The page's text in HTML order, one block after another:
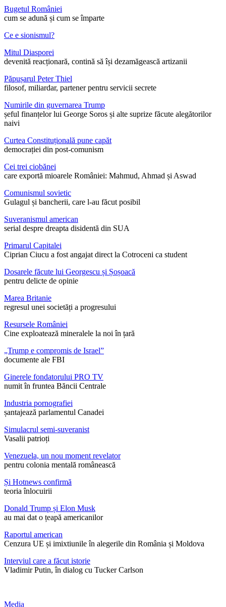
Bugetul României
cum se adună și cum se împarte
Ce e sionismul?
Mitul Diasporei
devenită reacționară, contină să își dezamăgească artizanii
Păpușarul Peter Thiel
filosof, miliardar, partener pentru servicii secrete
Numirile din guvernarea Trump
șeful finanțelor lui George Soros și alte suprize făcute alegătorilor
naivi
Curtea Constituțională pune capăt
democrației din post-comunism
Cei trei ciobănei
care exportă mioarele României: Mahmud, Ahmad și Aswad
Comunismul sovietic
Gulagul și bancherii, care l-au făcut posibil
Suveranismul american
serial despre dreapta disidentă din SUA
Primarul Capitalei
Ciprian Ciucu a fost angajat direct la Cotroceni ca student
Dosarele făcute lui Georgescu și Șoșoacă
pentru delicte de opinie
Marea Britanie
regresul unei societăți a progresului
Resursele României
Cine exploatează mineralele la noi în țară
„Trump e compromis de Israel”
documente ale FBI
Ginerele fondatorului PRO TV
numit în fruntea Băncii Centrale
Industria pornografiei
șantajează parlamentul Canadei
Simulacrul semi-suveranist
Vasalii patrioți
Venezuela, un nou moment revelator
pentru colonia mentală românească
Și Hotnews confirmă
teoria înlocuirii
Donald Trump și Elon Musk
au mai dat o țeapă americanilor
Raportul american
Cenzura UE și imixtiunile în alegerile din România și Moldova
Interviul care a făcut istorie
Vladimir Putin, în dialog cu Tucker Carlson
Media